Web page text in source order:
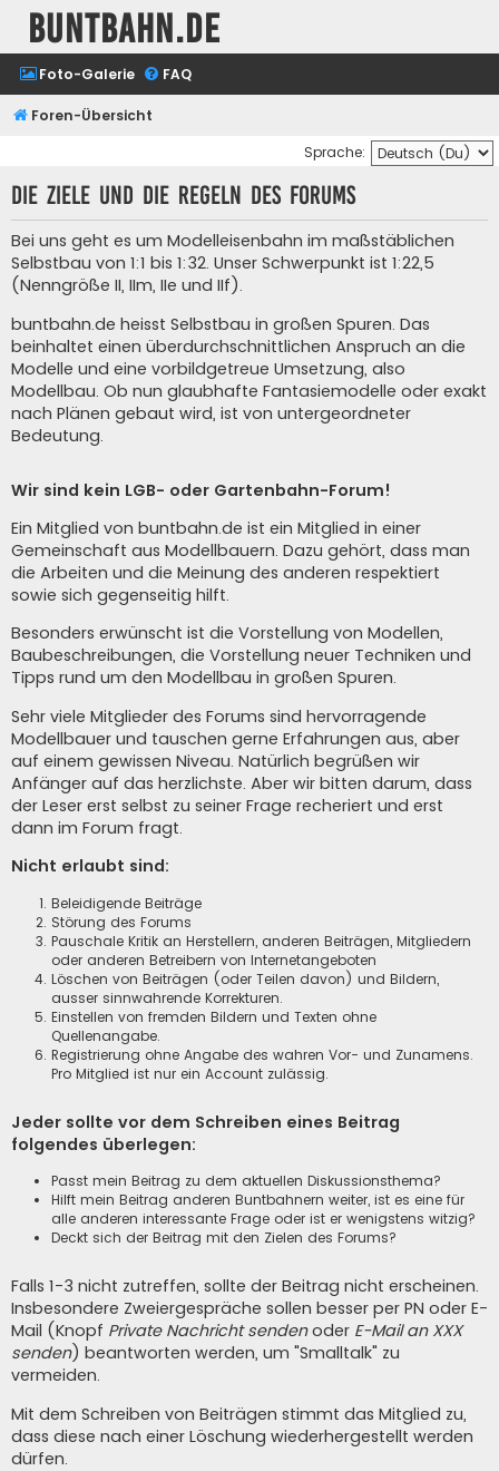
buntbahn.de
Foto-Galerie FAQ
Foren-Übersicht
Sprache:
Die Ziele und die Regeln des Forums
Bei uns geht es um Modelleisenbahn im maßstäblichen
Selbstbau von 1:1 bis 1:32. Unser Schwerpunkt ist 1:22,5
(Nenngröße II, IIm, IIe und IIf).
buntbahn.de heisst Selbstbau in großen Spuren. Das
beinhaltet einen überdurchschnittlichen Anspruch an die
Modelle und eine vorbildgetreue Umsetzung, also
Modellbau. Ob nun glaubhafte Fantasiemodelle oder exakt
nach Plänen gebaut wird, ist von untergeordneter
Bedeutung.
Wir sind kein LGB- oder Gartenbahn-Forum!
Ein Mitglied von buntbahn.de ist ein Mitglied in einer
Gemeinschaft aus Modellbauern. Dazu gehört, dass man
die Arbeiten und die Meinung des anderen respektiert
sowie sich gegenseitig hilft.
Besonders erwünscht ist die Vorstellung von Modellen,
Baubeschreibungen, die Vorstellung neuer Techniken und
Tipps rund um den Modellbau in großen Spuren.
Sehr viele Mitglieder des Forums sind hervorragende
Modellbauer und tauschen gerne Erfahrungen aus, aber
auf einem gewissen Niveau. Natürlich begrüßen wir
Anfänger auf das herzlichste. Aber wir bitten darum, dass
der Leser erst selbst zu seiner Frage recheriert und erst
dann im Forum fragt.
Nicht erlaubt sind:
Beleidigende Beiträge
Störung des Forums
Pauschale Kritik an Herstellern, anderen Beiträgen, Mitgliedern
oder anderen Betreibern von Internetangeboten
Löschen von Beiträgen (oder Teilen davon) und Bildern,
ausser sinnwahrende Korrekturen.
Einstellen von fremden Bildern und Texten ohne
Quellenangabe.
Registrierung ohne Angabe des wahren Vor- und Zunamens.
Pro Mitglied ist nur ein Account zulässig.
Jeder sollte vor dem Schreiben eines Beitrag
folgendes überlegen:
Passt mein Beitrag zu dem aktuellen Diskussionsthema?
Hilft mein Beitrag anderen Buntbahnern weiter, ist es eine für
alle anderen interessante Frage oder ist er wenigstens witzig?
Deckt sich der Beitrag mit den Zielen des Forums?
Falls 1-3 nicht zutreffen, sollte der Beitrag nicht erscheinen.
Insbesondere Zweiergespräche sollen besser per PN oder E-
Mail (Knopf Private Nachricht sendenoder E-Mail an XXX
senden) beantworten werden, um "Smalltalk" zu
vermeiden.
Mit dem Schreiben von Beiträgen stimmt das Mitglied zu,
dass diese nach einer Löschung wiederhergestellt werden
dürfen.